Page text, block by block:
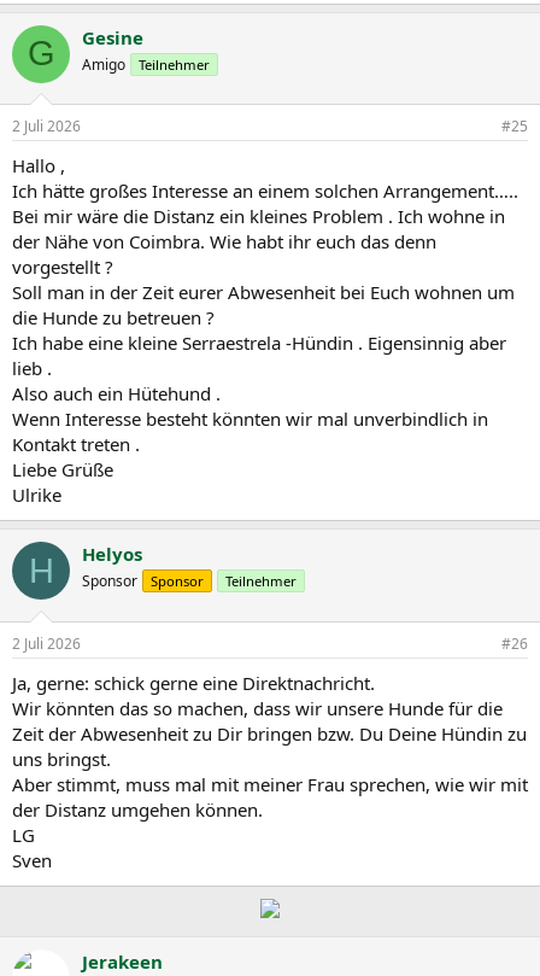
G Gesine
Amigo Teilnehmer
2 Juli 2026 #25
Hallo ,
Ich hätte großes Interesse an einem solchen Arrangement…..
Bei mir wäre die Distanz ein kleines Problem . Ich wohne in
der Nähe von Coimbra. Wie habt ihr euch das denn
vorgestellt ?
Soll man in der Zeit eurer Abwesenheit bei Euch wohnen um
die Hunde zu betreuen ?
Ich habe eine kleine Serraestrela -Hündin . Eigensinnig aber
lieb .
Also auch ein Hütehund .
Wenn Interesse besteht könnten wir mal unverbindlich in
Kontakt treten .
Liebe Grüße
Ulrike
H Helyos
Sponsor Sponsor Teilnehmer
2 Juli 2026 #26
Ja, gerne: schick gerne eine Direktnachricht.
Wir könnten das so machen, dass wir unsere Hunde für die
Zeit der Abwesenheit zu Dir bringen bzw. Du Deine Hündin zu
uns bringst.
Aber stimmt, muss mal mit meiner Frau sprechen, wie wir mit
der Distanz umgehen können.
LG
Sven
Jerakeen